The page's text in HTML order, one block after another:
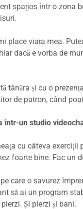
spațios într-o zona
place viața mea.
dacă e vorba de
tânăra și cu o
de patron, când
într-un studio
cu câteva
foarte bine. Fac un
care o savurez
să ai un program
Și pierzi și bani.